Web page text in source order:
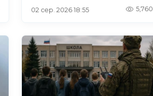
02 сер. 2026 18:55 5,760